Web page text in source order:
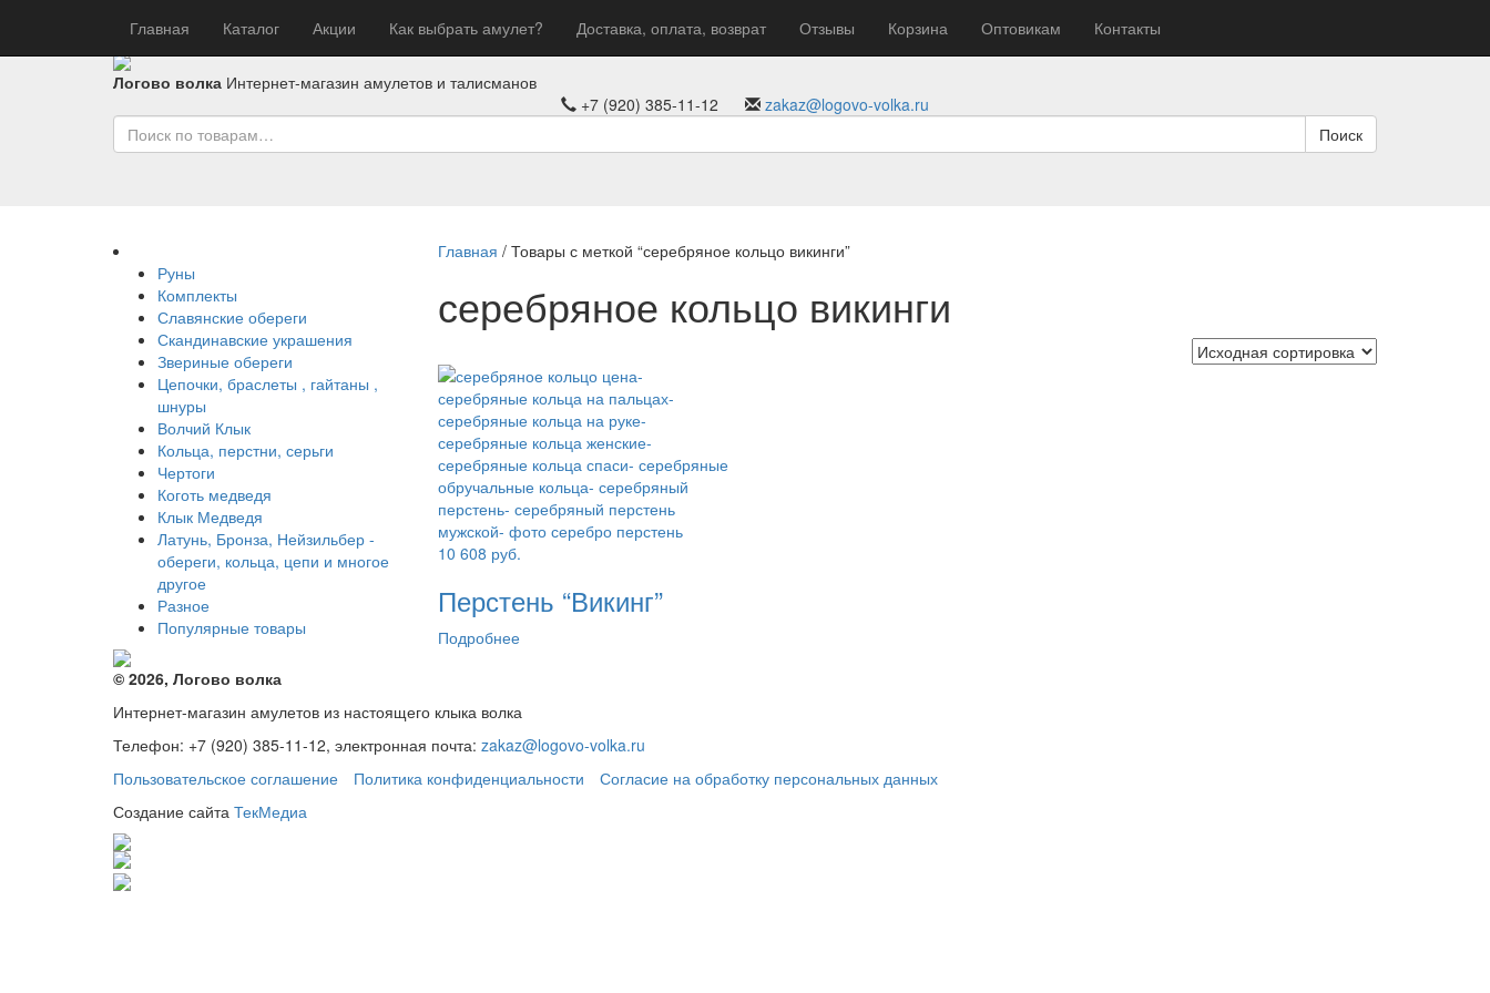
Главная Каталог Акции Как выбрать амулет? Доставка, оплата, возврат Отзывы Корзина Оптовикам Контакты
Логово волка Интернет-магазин амулетов и талисманов
+7 (920) 385-11-12
zakaz@logovo-volka.ru
Поиск
Руны
Комплекты
Славянские обереги
Скандинавские украшения
Звериные обереги
Цепочки, браслеты , гайтаны ,
шнуры
Волчий Клык
Кольца, перстни, серьги
Чертоги
Коготь медведя
Клык Медведя
Латунь, Бронза, Нейзильбер -
обереги, кольца, цепи и многое
другое
Разное
Популярные товары
Главная / Товары с меткой “серебряное кольцо викинги”
серебряное кольцо викинги
10 608 руб.
Перстень “Викинг”
Подробнее
© 2026, Логово волка
Интернет-магазин амулетов из настоящего клыка волка
Телефон: +7 (920) 385-11-12, электронная почта: zakaz@logovo-volka.ru
Пользовательское соглашение
Политика конфиденциальности
Согласие на обработку персональных данных
Создание сайта ТекМедиа